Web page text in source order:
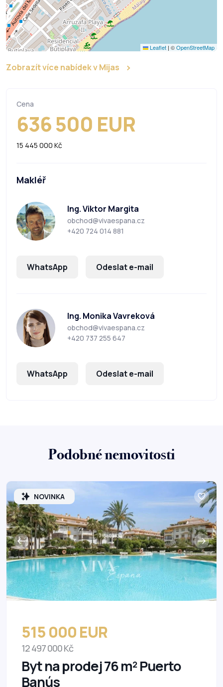
Leaflet | ©OpenStreetMap
Zobrazít více nabídek v Mijas
Cena
636 500 EUR
15 445 000 Kč
Makléř
Ing. Viktor Margita
obchod@vivaespana.cz
+420 724 014 881
WhatsApp Odeslat e-mail
Ing. Monika Vavreková
obchod@vivaespana.cz
+420 737 255 647
WhatsApp Odeslat e-mail
Podobné nemovitosti
NOVINKA
515 000 EUR
12 497 000 Kč
Byt na prodej 76 m² Puerto
Banús